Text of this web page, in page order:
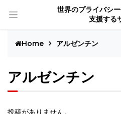
世界のプライバシ
支援する
Home アルゼンチン
アルゼンチン
投稿がありません。